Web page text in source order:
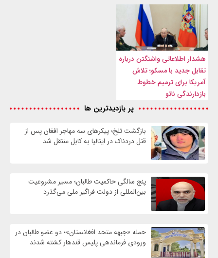
هشدار اطلاعاتی واشنگتن درباره
تقابل جدید با مسکو؛ تلاش
آمریکا برای ترمیم خطوط
بازدارندگی ناتو
پر بازدیدترین ها
بازگشت تلخ؛ پیکرهای سه مهاجر افغان پس از
قتل دردناک در ایتالیا به کابل منتقل شد
پنج سالگی حاکمیت طالبان؛ مسیر مشروعیت
بین‌المللی از دولت فراگیر ملی می‌گذرد
حمله «جبهه متحد افغانستان»؛ دو عضو طالبان در
ورودی فرماندهی پلیس قندهار کشته شدند